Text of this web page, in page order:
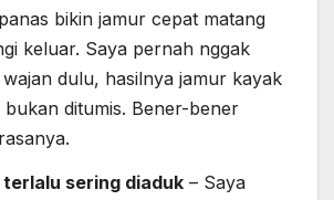
bikin jamur cepat matang
keluar. Saya pernah nggak
dulu, hasilnya jamur kayak
bukan ditumis. Bener-bener
sering diaduk – Saya